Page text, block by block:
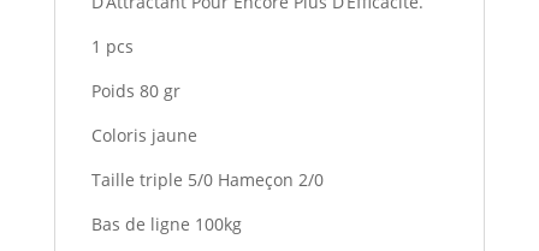
1 pcs
Poids 80 gr
Coloris jaune
Taille triple 5/0 Hameçon 2/0
Bas de ligne 100kg